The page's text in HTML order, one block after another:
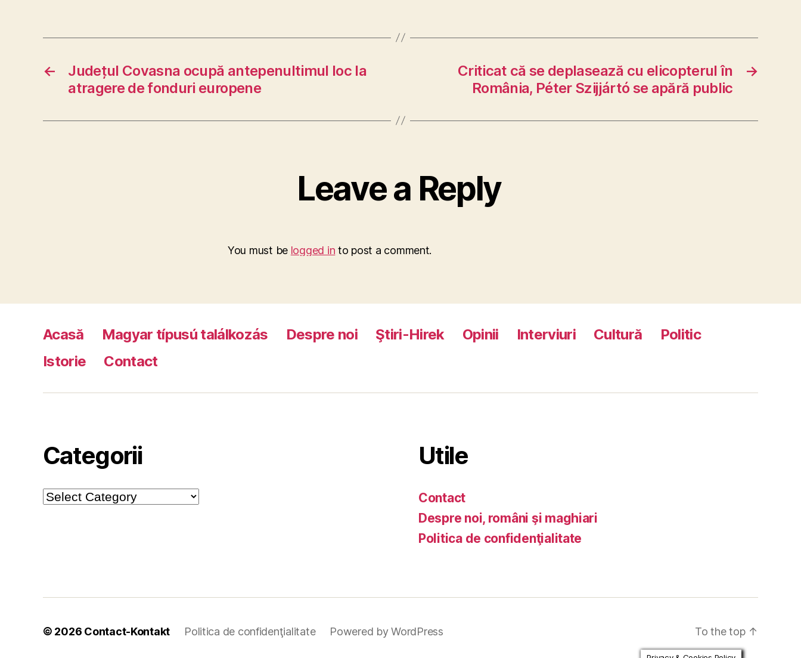
←
Județul Covasna ocupă antepenultimul loc la
atragere de fonduri europene
→
Criticat că se deplasează cu elicopterul în
România, Péter Szijjártó se apără public
Leave a Reply
You must be logged in to post a comment.
Acasă Magyar típusú találkozás Despre noi Ştiri-Hirek Opinii Interviuri Cultură
Politic
Istorie
Contact
Categorii
Categorii
Utile
Contact
Despre noi, români şi maghiari
Politica de confidenţialitate
© 2026 Contact-Kontakt Politica de confidenţialitate Powered by WordPress To the top ↑